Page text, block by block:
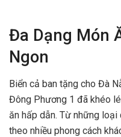
Đa Dạng Món
Ngon
Biển cả ban tặng cho Đà
Đông Phương 1 đã khéo
ăn hấp dẫn. Từ những
theo nhiều phong cách